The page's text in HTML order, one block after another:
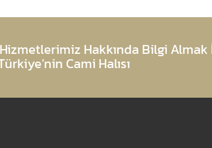
Hakkında Bilgi Almak
Cami Halısı